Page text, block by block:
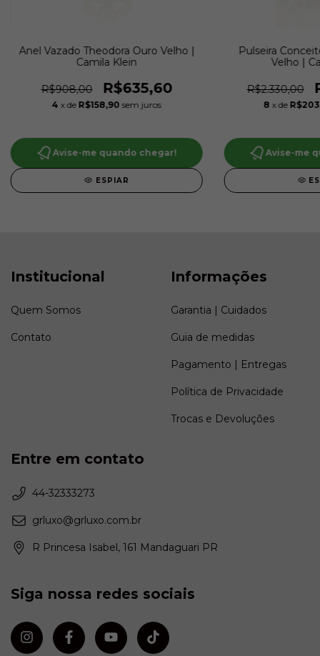
Anel Vazado Theodora Ouro Velho |
Camila Klein
R$908,00 R$635,60
4 x de R$158,90 sem juros
Avise-me quando chegar!
ESPIAR
Pulseira
Velho |
R$2.330,00
8 x de
Avise-me
Institucional
Quem Somos
Contato
Informações
Garantia | Cuidados
Guia de medidas
Pagamento | Entregas
Política de Privacidade
Trocas e Devoluções
Entre em contato
44-32333273
grluxo@grluxo.com.br
R Princesa Isabel, 161 Mandaguari PR
Siga nossa redes sociais